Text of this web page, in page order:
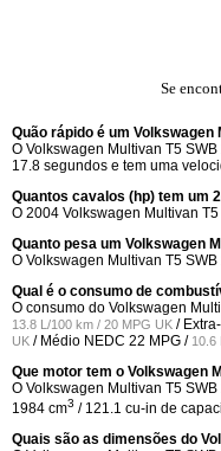
Se
Quão rápido é um Volkswagen
O Volkswagen Multivan T5
17.8 segundos e tem uma
Quantos cavalos (hp) tem um
O 2004 Volkswagen Multivan
Quanto pesa um Volkswagen
O Volkswagen Multivan T5
Qual é o consumo de
O consumo do Volkswagen
13.8 L/100 km / 20 MPG UK /
UK / Médio NEDC 22 MPG / 10.6
Que motor tem o Volkswagen
O Volkswagen Multivan T5
1984 cm3 / 121.1 cu-in de
Quais são as dimensões do